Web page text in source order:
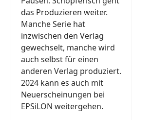
das Produzieren weiter.
Manche Serie hat
inzwischen den Verlag
gewechselt, manche wird
auch selbst für einen
anderen Verlag produziert.
2024 kann es auch mit
Neuerscheinungen bei
EPSiLON weitergehen.